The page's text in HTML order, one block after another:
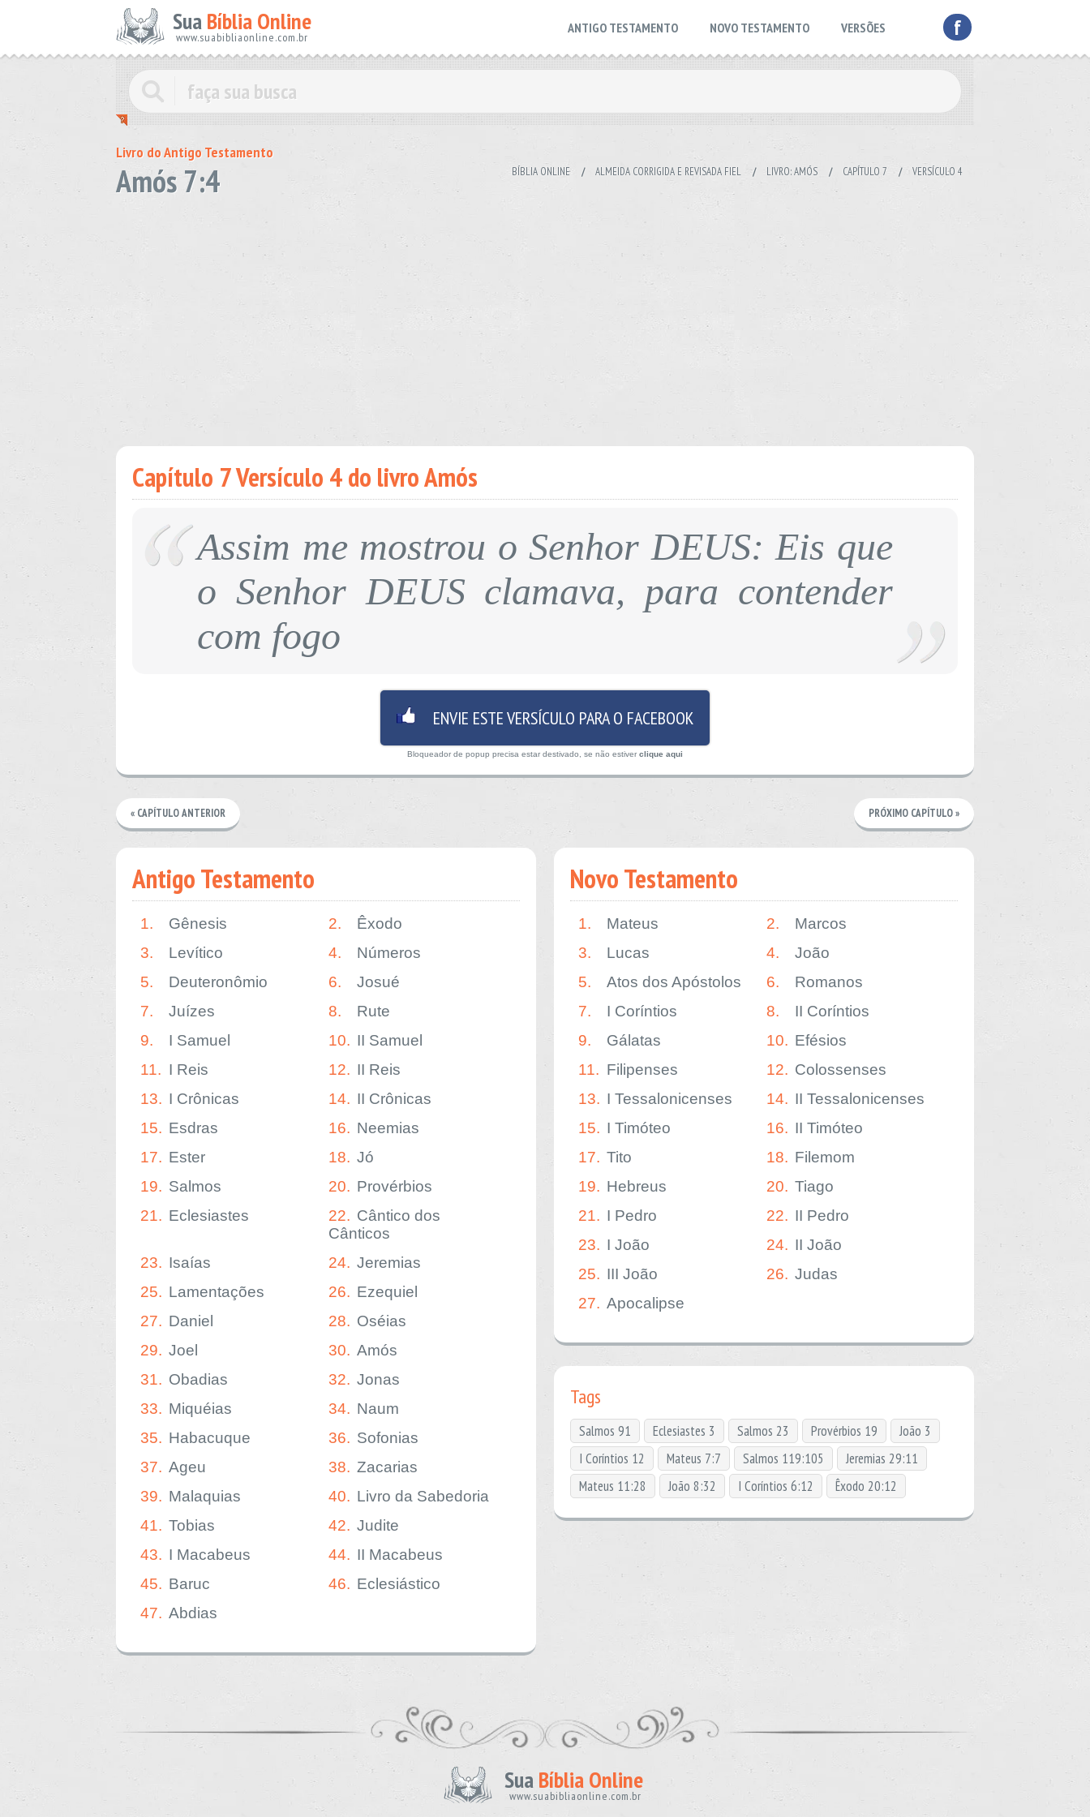
SuaBíblia Online
www.suabibliaonline.com.br f
ANTIGO TESTAMENTO NOVO TESTAMENTO VERSÕES
Livro do Antigo Testamento
Amós 7:4 BÍBLIA ONLINE / ALMEIDA CORRIGIDA E REVISADA FIEL / LIVRO: AMÓS / CAPÍTULO 7 / VERSÍCULO 4
Capítulo 7 Versículo 4 do livro Amós
Assim me mostrou o Senhor DEUS: Eis que
o Senhor DEUS clamava, para contender
com fogo
ENVIE ESTE VERSÍCULO PARA O FACEBOOK
Bloqueador de popup precisa estar destivado, se não estiver clique aqui
« CAPÍTULO ANTERIOR PRÓXIMO CAPÍTULO »
Antigo Testamento
1. Gênesis 2.
Êxodo
3.
Levítico 4.
Números
5.
Deuteronômio 6.
Josué
7.
Juízes 8.
Rute
9.
I Samuel 10. II Samuel
11. I Reis 12. II Reis
13. I Crônicas 14. II Crônicas
15. Esdras 16. Neemias
17. Ester 18. Jó
19. Salmos 20. Provérbios
21. Eclesiastes 22. Cântico dos
Cânticos
23. Isaías 24. Jeremias
25. Lamentações 26. Ezequiel
27. Daniel 28. Oséias
29. Joel 30. Amós
31. Obadias 32. Jonas
33. Miquéias 34. Naum
35. Habacuque 36. Sofonias
37. Ageu 38. Zacarias
39. Malaquias 40. Livro da Sabedoria
41. Tobias 42. Judite
43. I Macabeus 44. II Macabeus
45. Baruc 46. Eclesiástico
47. Abdias
Novo Testamento
1. Mateus 2.
Marcos
3.
Lucas 4.
João
5.
Atos dos Apóstolos 6.
Romanos
7.
I Coríntios 8.
II Coríntios
9.
Gálatas 10. Efésios
11. Filipenses 12. Colossenses
13. I Tessalonicenses 14. II Tessalonicenses
15. I Timóteo 16. II Timóteo
17. Tito 18. Filemom
19. Hebreus 20. Tiago
21. I Pedro 22. II Pedro
23. I João 24. II João
25. III João 26. Judas
27. Apocalipse
Tags
Salmos 91 Eclesiastes 3 Salmos 23 Provérbios 19
João 3
I Coríntios 12
Mateus 7:7 Salmos 119:105
Jeremias 29:11
Mateus 11:28
João 8:32 I Coríntios 6:12 Êxodo 20:12
SuaBíblia Online
www.suabibliaonline.com.br